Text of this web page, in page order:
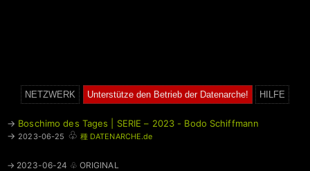
NETZWERK Unterstütze den Betrieb der Datenarche! HILFE
→ Boschimo des Tages | SERIE – 2023 - Bodo Schiffmann
→ 2023-06-25 ♧ 種 DATENARCHE.de
→ 2023-06-24 ♧ ORIGINAL